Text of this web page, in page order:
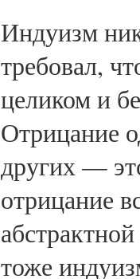
Индуизм
требовал,
целиком и
Отрицание
других —
отрицание
тоже